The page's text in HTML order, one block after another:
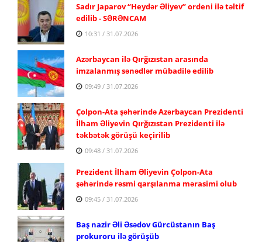
Sadır Japarov “Heydər Əliyev” ordeni ilə təltif
edilib - SƏRƏNCAM
10:31 / 31.07.2026
Azərbaycan ilə Qırğızıstan arasında
imzalanmış sənədlər mübadilə edilib
09:49 / 31.07.2026
Çolpon-Ata şəhərində Azərbaycan Prezidenti
İlham Əliyevin Qırğızıstan Prezidenti ilə
təkbətək görüşü keçirilib
09:48 / 31.07.2026
Prezident İlham Əliyevin Çolpon-Ata
şəhərində rəsmi qarşılanma mərasimi olub
09:45 / 31.07.2026
Baş nazir Əli Əsədov Gürcüstanın Baş
prokuroru ilə görüşüb